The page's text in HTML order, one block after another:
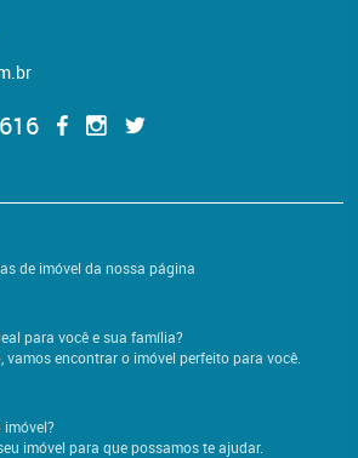
de imóvel da nossa página
para você e sua família?
vamos encontrar o imóvel perfeito para você.
imóvel?
imóvel para que possamos te ajudar.